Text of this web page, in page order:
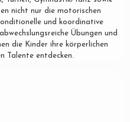
nicht nur die motorischen
und koordinative
Übungen und
die Kinder ihre körperlichen
Talente entdecken.